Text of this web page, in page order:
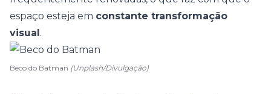
espaço esteja em constante transformação
visual.
Beco do Batman (Unplash/Divulgação)